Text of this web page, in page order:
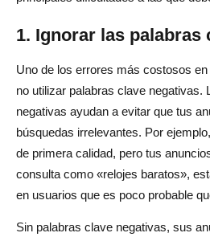
1. Ignorar las palabras
Uno de los errores más costosos
no utilizar palabras clave negativas.
negativas ayudan a evitar que tus
búsquedas irrelevantes. Por
de primera calidad, pero tus
consulta como «relojes baratos»,
en usuarios que es poco probable
Sin palabras clave negativas, sus